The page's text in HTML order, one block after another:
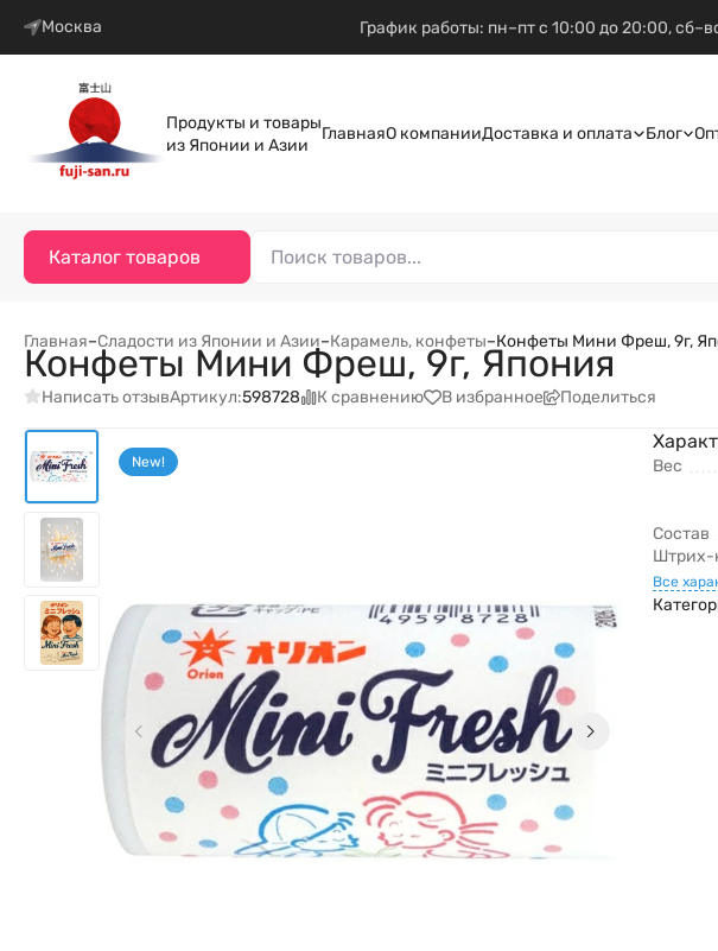
Москва График работы: пн–пт с 10:00 до 20:00,
Продукты и товары
из Японии и Азии
ГлавнаяО компанииДоставка и оплата Блог
Каталог товаров
Главная–Сладости из Японии и Азии–Карамель, конфеты–Конфеты Мини Фреш, 9г,
Конфеты Мини Фреш, 9г, Япония
Написать отзывАртикул:598728 К сравнению В избранное Поделиться
New! Вес
Состав
Штрих-
Все